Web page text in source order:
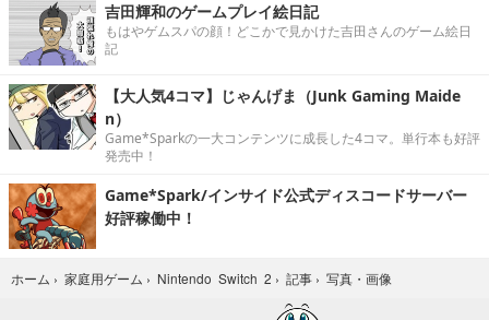
吉田輝和のゲームプレイ絵日記
もはやゲムスパの顔！どこかで見かけた吉田さんのゲーム絵日
記
【大人気4コマ】じゃんげま（Junk Gaming Maide
n）
Game*Sparkの一大コンテンツに成長した4コマ。単行本も好評
発売中！
Game*Spark/インサイド公式ディスコードサーバー
好評稼働中！
ホーム › 家庭用ゲーム › Nintendo Switch 2 › 記事 › 写真・画像